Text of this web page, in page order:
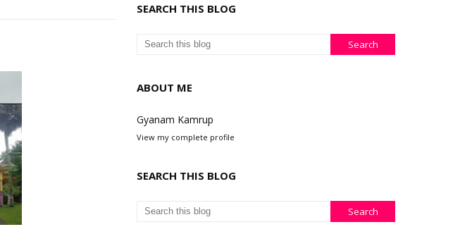
SEARCH THIS BLOG
ABOUT ME
Gyanam Kamrup
View my complete profile
SEARCH THIS BLOG